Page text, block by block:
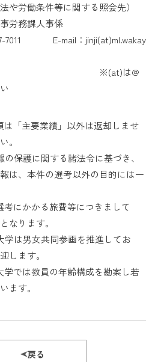
労働条件等に関する照会先）
務課人事係
E-mail：jinji(at)ml.wakay
は@
主要業績」以外は返却しませ
。
護に関する諸法令に基づき、
は、本件の選考以外の目的には一
かかる旅費等につきまして
なります。
男女共同参画を推進してお
します。
は教員の年齢構成を勘案し若
ます。
戻る